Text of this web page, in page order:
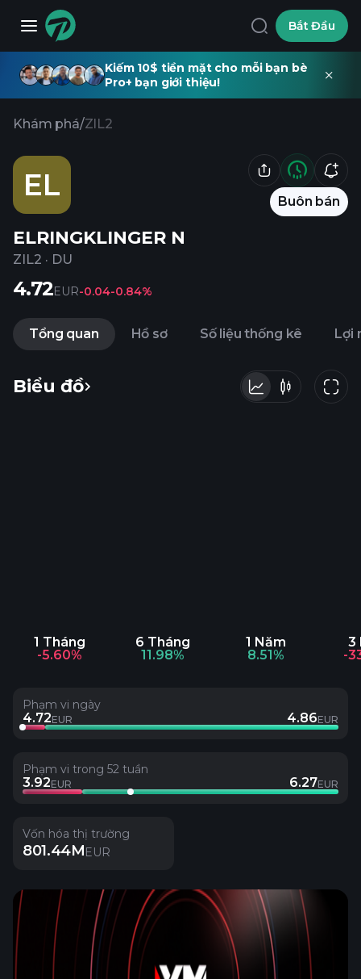
Bắt Đầu
Kiếm 10$ tiền mặt cho mỗi bạn bè
Pro+ bạn giới thiệu!
Khám phá/ZIL2
EL Buôn bán
ELRINGKLINGER N
ZIL2 · DU
4.72EUR-0.04-0.84%
Tổng quan Hồ sơ Số liệu thống kê Lợi
Biểu đồ
1 Tháng
-5.60%
6 Tháng
11.98%
1 Năm
8.51%
3
-
Phạm vi ngày
4.72EUR 4.86EUR
Phạm vi trong 52 tuần
3.92EUR 6.27EUR
Vốn hóa thị trường
801.44MEUR